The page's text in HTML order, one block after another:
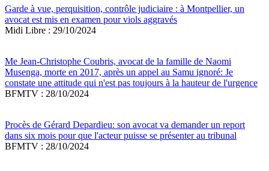
Garde à vue, perquisition, contrôle judiciaire : à Montpellier, un
avocat est mis en examen pour viols aggravés
Midi Libre : 29/10/2024
Me Jean-Christophe Coubris, avocat de la famille de Naomi
Musenga, morte en 2017, après un appel au Samu ignoré: Je
constate une attitude qui n'est pas toujours à la hauteur de l'urgence
BFMTV : 28/10/2024
Procès de Gérard Depardieu: son avocat va demander un report
dans six mois pour que l'acteur puisse se présenter au tribunal
BFMTV : 28/10/2024